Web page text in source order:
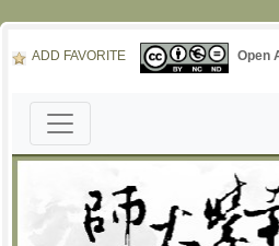
ADD FAVORITE Open